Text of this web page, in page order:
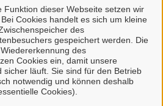
dieser Webseite setzen wir
Cookies handelt es sich um kleine
des
gespeichert werden. Die
des
Cookies ein, damit unsere
sicher läuft. Sie sind für den Betrieb
notwendig und können deshalb
Cookies).